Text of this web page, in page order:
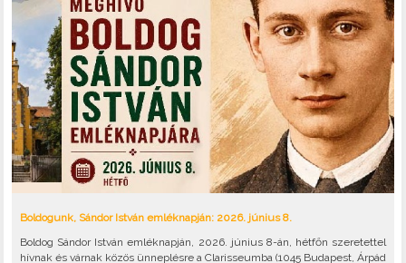
Boldogunk, Sándor István emléknapján: 2026. június 8.
Boldog Sándor István emléknapján, 2026. június 8-án, hétfőn szeretettel
hívnak és várnak közös ünneplésre a Clarisseumba (1045 Budapest, Árpád